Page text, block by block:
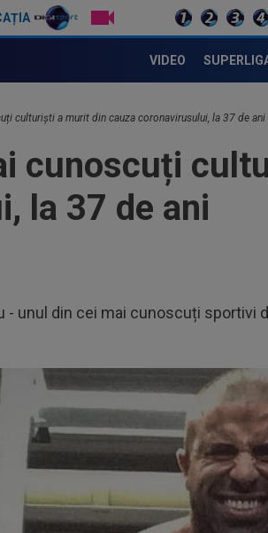
VIDEO
culturiști a murit din cauza coronavirusului, la 37 de ani
cunoscuți
la 37 de ani
- unul din cei mai cunoscuți sportivi